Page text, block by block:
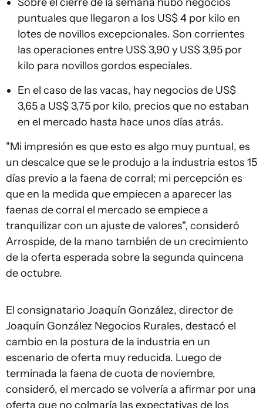
puntuales que llegaron a los US$ 4 por kilo en
lotes de novillos excepcionales. Son corrientes
las operaciones entre US$ 3,90 y US$ 3,95 por
kilo para novillos gordos especiales.
En el caso de las vacas, hay negocios de US$
3,65 a US$ 3,75 por kilo, precios que no estaban
en el mercado hasta hace unos días atrás.
"Mi impresión es que esto es algo muy puntual, es
un descalce que se le produjo a la industria estos 15
días previo a la faena de corral; mi percepción es
que en la medida que empiecen a aparecer las
faenas de corral el mercado se empiece a
tranquilizar con un ajuste de valores", consideró
Arrospide, de la mano también de un crecimiento
de la oferta esperada sobre la segunda quincena
de octubre.
El consignatario Joaquín González, director de
Joaquín González Negocios Rurales, destacó el
cambio en la postura de la industria en un
escenario de oferta muy reducida. Luego de
terminada la faena de cuota de noviembre,
consideró, el mercado se volvería a afirmar por una
oferta que no colmaría las expectativas de los